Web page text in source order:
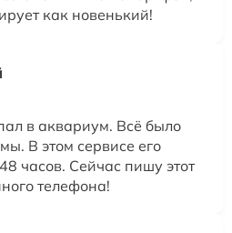
как новенький!
в аквариум. Всё было
В этом сервисе его
часов. Сейчас пишу этот
телефона!